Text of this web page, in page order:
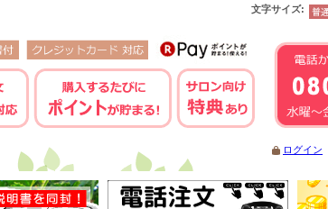
文字サイズ:
ログイン